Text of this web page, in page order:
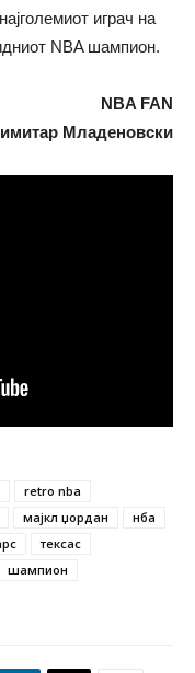
играч на
NBA шампион.
NBA FAN
Младеновски
retro nba
мајкл џордан
нба
тексас
шампион